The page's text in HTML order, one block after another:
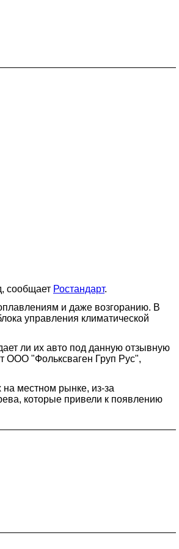
сообщает Ростандарт.
и даже возгоранию. В
управления климатической
ли их авто под данную отзывную
ООО "Фольксваген Груп Рус",
местном рынке, из-за
которые привели к появлению